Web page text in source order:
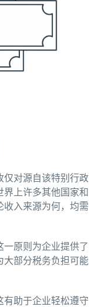
仅对源自该特别行政
界上许多其他国家和
入来源为何，均需
原则为企业提供了
大部分税务负担可能
有助于企业轻松遵守